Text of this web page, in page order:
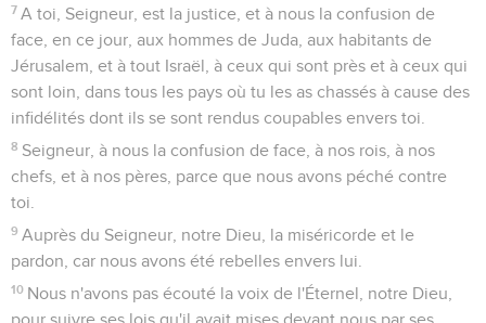
7 A toi, Seigneur, est la justice, et à nous la confusion de
face, en ce jour, aux hommes de Juda, aux habitants de
Jérusalem, et à tout Israël, à ceux qui sont près et à ceux qui
sont loin, dans tous les pays où tu les as chassés à cause des
infidélités dont ils se sont rendus coupables envers toi.
8 Seigneur, à nous la confusion de face, à nos rois, à nos
chefs, et à nos pères, parce que nous avons péché contre
toi.
9 Auprès du Seigneur, notre Dieu, la miséricorde et le
pardon, car nous avons été rebelles envers lui.
10 Nous n'avons pas écouté la voix de l'Éternel, notre Dieu,
pour suivre ses lois qu'il avait mises devant nous par ses